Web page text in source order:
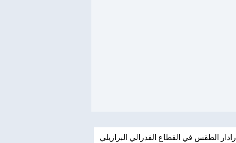
رادار الطقس في القطاع الفدرالي البرازيلي